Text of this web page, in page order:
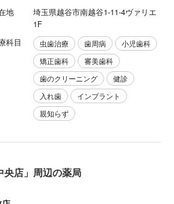
地
埼玉県越谷市南越谷1-11-4ヴァリエ
1F
科目
虫歯治療 歯周病
小児歯科
矯正歯科
審美歯科
歯のクリーニング
健診
入れ歯
インプラント
親知らず
央店」周辺の薬局